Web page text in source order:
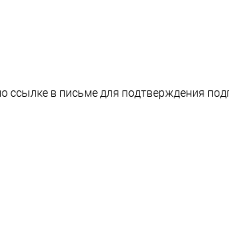
ссылке в письме для подтверждения